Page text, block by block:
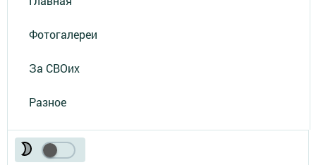
Фотогалереи
За СВОих
Разное